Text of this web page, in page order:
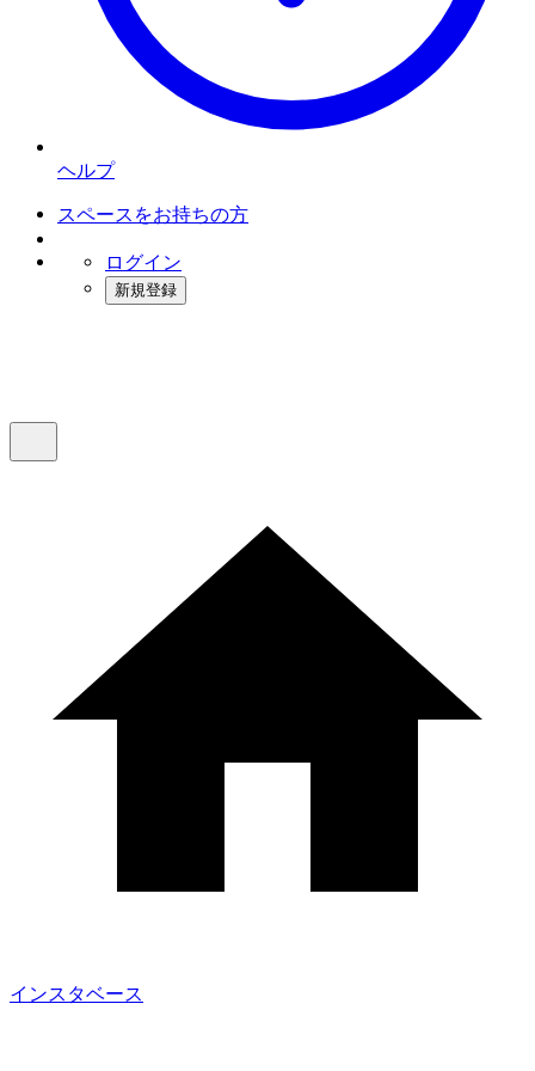
ヘルプ
スペースをお持ちの方
ログイン
新規登録
インスタベース